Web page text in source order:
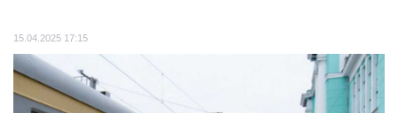
15.04.2025 17:15